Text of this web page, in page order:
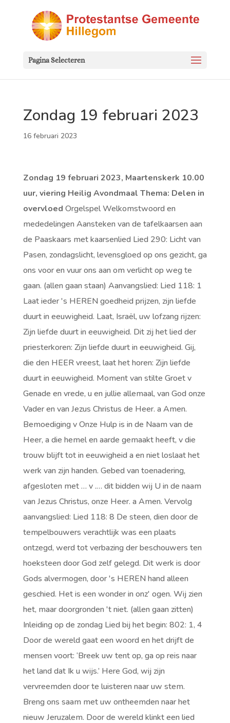
Pagina Selecteren
Zondag 19 februari 2023
16 februari 2023
Zondag 19 februari 2023, Maartenskerk 10.00
uur, viering Heilig Avondmaal Thema: Delen in
overvloed Orgelspel Welkomstwoord en
mededelingen Aansteken van de tafelkaarsen aan
de Paaskaars met kaarsenlied Lied 290: Licht van
Pasen, zondagslicht, levensgloed op ons gezicht, ga
ons voor en vuur ons aan om verlicht op weg te
gaan. (allen gaan staan) Aanvangslied: Lied 118: 1
Laat ieder 's HEREN goedheid prijzen, zijn liefde
duurt in eeuwigheid. Laat, Israël, uw lofzang rijzen:
Zijn liefde duurt in eeuwigheid. Dit zij het lied der
priesterkoren: Zijn liefde duurt in eeuwigheid. Gij,
die den HEER vreest, laat het horen: Zijn liefde
duurt in eeuwigheid. Moment van stilte Groet v
Genade en vrede, u en jullie allemaal, van God onze
Vader en van Jezus Christus de Heer. a Amen.
Bemoediging v Onze Hulp is in de Naam van de
Heer, a die hemel en aarde gemaakt heeft, v die
trouw blijft tot in eeuwigheid a en niet loslaat het
werk van zijn handen. Gebed van toenadering,
afgesloten met … v .… dit bidden wij U in de naam
van Jezus Christus, onze Heer. a Amen. Vervolg
aanvangslied: Lied 118: 8 De steen, dien door de
tempelbouwers verachtlijk was een plaats
ontzegd, werd tot verbazing der beschouwers ten
hoeksteen door God zelf gelegd. Dit werk is door
Gods alvermogen, door 's HEREN hand alleen
geschied. Het is een wonder in onz' ogen. Wij zien
het, maar doorgronden 't niet. (allen gaan zitten)
Inleiding op de zondag Lied bij het begin: 802: 1, 4
Door de wereld gaat een woord en het drijft de
mensen voort: ‘Breek uw tent op, ga op reis naar
het land dat Ik u wijs.’ Here God, wij zijn
vervreemden door te luisteren naar uw stem.
Breng ons saam met uw ontheemden naar het
nieuw Jeruzalem. Door de wereld klinkt een lied